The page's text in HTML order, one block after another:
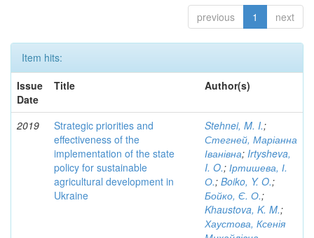
previous 1 next
Item hits:
Issue
Date
Title Author(s)
2019
Strategic priorities and
effectiveness of the
implementation of the state
policy for sustainable
agricultural development in
Ukraine
Stehnei, M. I.;
Стегней, Маріанна
Іванівна; Irtysheva,
I. O.; Іртишева, І.
О.; Boiko, Y. O.;
Бойко, Є. О.;
Khaustova, K. M.;
Хаустова, Ксенія